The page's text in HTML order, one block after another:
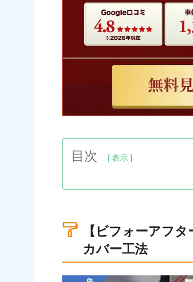
目次
1.【ビフォーアフター比較】
3.金属屋根（スーパーガルテ
4.大阪市東住吉区の屋根カバー
5.屋根カバー工法のその他の事
【ビフォーアフ
カバー工法